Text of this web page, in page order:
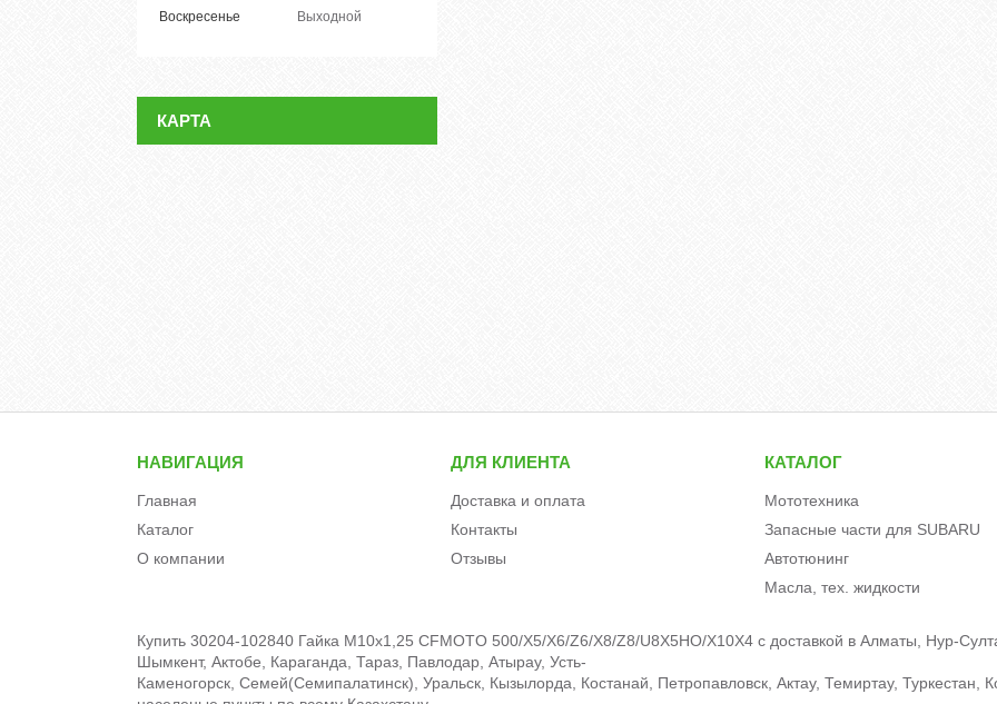
Воскресенье Выходной
КАРТА
НАВИГАЦИЯ
Главная
Каталог
О компании
ДЛЯ КЛИЕНТА
Доставка и оплата
Контакты
Отзывы
КАТАЛОГ
Мототехника
Запасные части для SUBARU
Автотюнинг
Масла, тех. жидкости
Купить 30204-102840 Гайка М10х1,25 CFMOTO 500/X5/X6/Z6/X8/Z8/U8X5HO/X10X4 c доставкой в Алматы, Нур-
Шымкент, Актобе, Караганда, Тараз, Павлодар, Атырау, Усть-
Каменогорск, Семей(Семипалатинск), Уральск, Кызылорда, Костанай, Петропавловск, Актау, Темиртау, Туркестан,